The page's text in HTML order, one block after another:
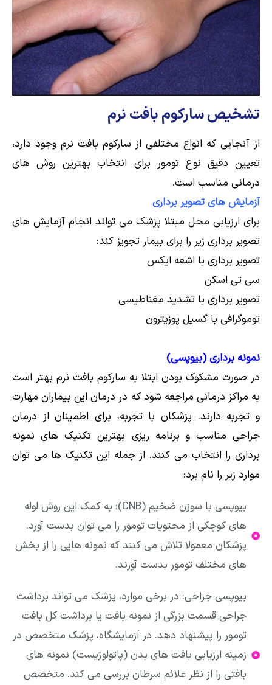
تشخیص سارکوم بافت نرم
از آنجایی که انواع مختلفی از سارکوم بافت نرم وجود دارد،
تعیین دقیق نوع تومور برای انتخاب بهترین روش های
درمانی مناسب است.
آزمایش های تصویر برداری
برای ارزیابی محل مبتلا پزشک می تواند انجام آزمایش های
تصویر برداری زیر را برای بیمار تجویز کند:
تصویر برداری با اشعه ایکس
سی تی اسکن
تصویر برداری با تشدید مغناطیسی
توموگرافی با گسیل پوزیترون
نمونه برداری (بیوپسی)
در صورت مشکوک بودن ابتلا به سارکوم بافت نرم بهتر است
به مراکز درمانی مراجعه شود که در درمان این بیماران مهارت
و تجربه دارند. پزشکان با تجربه، برای اطمینان از درمان
جراحی مناسب و برنامه ریزی بهترین تکنیک های نمونه
برداری را انتخاب می کنند. از جمله این تکنیک ها می توان
موارد زیر را نام برد:
بیوپسی با سوزن ضخیم (CNB): به کمک این روش لوله
های کوچکی از محتویات تومور را می توان بدست آورد.
پزشکان معمولا تلاش می کنند که نمونه هایی را از بخش
های مختلف تومور بدست آورند.
بیوپسی جراحی: در برخی موارد، پزشک می تواند برداشت
جراحی قسمت بزرگی از نمونه بافت یا برداشت کل بافت
تومور را پیشنهاد دهد. در آزمایشگاه، پزشک متخصص در
زمینه ارزیابی بافت های بدن (پاتولوژیست) نمونه های
بافتی را از نظر علائم سرطان بررسی می کند. متخصص